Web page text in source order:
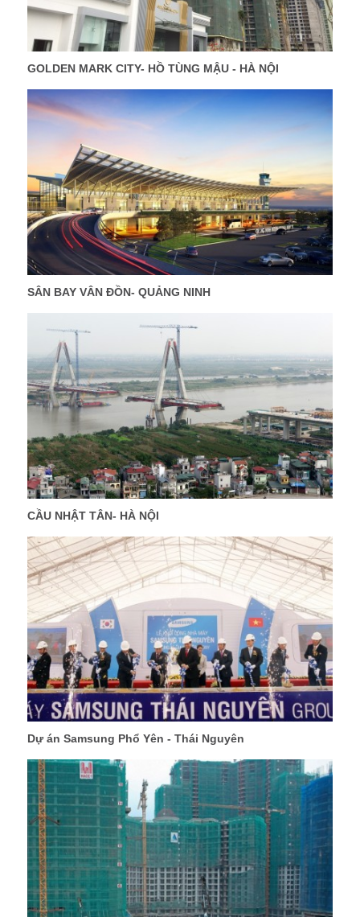
GOLDEN MARK CITY- HỒ TÙNG MẬU - HÀ NỘI
SÂN BAY VÂN ĐỒN- QUẢNG NINH
CẦU NHẬT TÂN- HÀ NỘI
Dự án Samsung Phổ Yên - Thái Nguyên